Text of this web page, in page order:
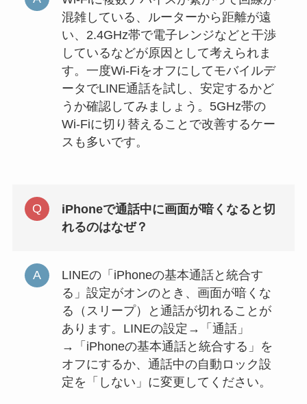
混雑している、ルーターから距離が遠
い、2.4GHz帯で電子レンジなどと干渉
しているなどが原因として考えられま
す。一度Wi-Fiをオフにしてモバイルデ
ータでLINE通話を試し、安定するかど
うか確認してみましょう。5GHz帯の
Wi-Fiに切り替えることで改善するケー
スも多いです。
iPhoneで通話中に画面が暗くなると切
れるのはなぜ？
LINEの「iPhoneの基本通話と統合す
る」設定がオンのとき、画面が暗くな
る（スリープ）と通話が切れることが
あります。LINEの設定→「通話」
→「iPhoneの基本通話と統合する」を
オフにするか、通話中の自動ロック設
定を「しない」に変更してください。